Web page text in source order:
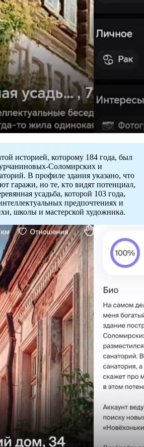
историей, которому 184 года, был
Соломирских и
В профиле здания указано, что
гаражи, но те, кто видят потенциал,
усадьба, которой 103 года,
предпочтениях и
школы и мастерской художника.